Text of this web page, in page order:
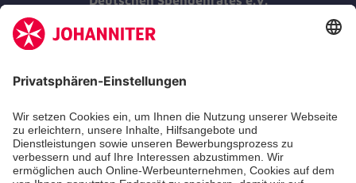
Kununu Top Company 2026